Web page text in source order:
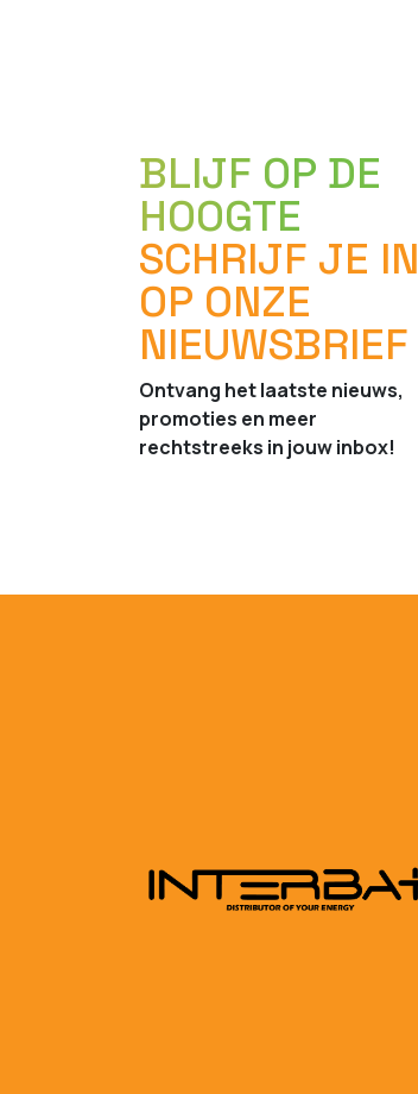
BLIJF OP DE
HOOGTE
SCHRIJF JE IN
OP ONZE
NIEUWSBRIEF
Ontvang het laatste nieuws,
promoties en meer
rechtstreeks in jouw inbox!